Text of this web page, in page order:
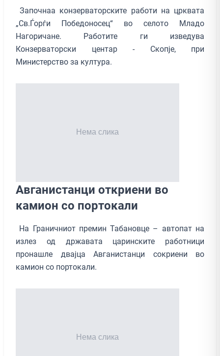
Започнаа конзерваторските работи на црквата
„Св.Ѓорѓи Победоносец“ во селото Младо
Нагоричане. Работите ги изведува
Конзерваторски центар - Скопје, при
Министерство за култура.
Авганистанци откриени во
камион со портокали
На Граничниот премин Табановце – автопат на
излез од државата царинските работници
пронашле двајца Авганистанци сокриени во
камион со портокали.